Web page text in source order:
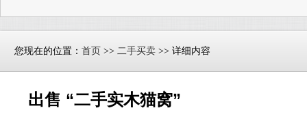
您现在的位置： 首页 >> 二手买卖 >> 详细内容
出售 “二手实木猫窝”